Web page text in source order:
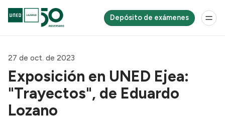
Depósito de exámenes
27 de oct. de 2023
Exposición en UNED Ejea:
"Trayectos", de Eduardo
Lozano